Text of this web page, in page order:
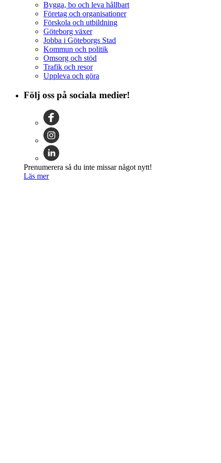
Bygga, bo och leva hållbart
Företag och organisationer
Förskola och utbildning
Göteborg växer
Jobba i Göteborgs Stad
Kommun och politik
Omsorg och stöd
Trafik och resor
Uppleva och göra
Följ oss på sociala medier!
Prenumerera så du inte missar något nytt!
Läs mer